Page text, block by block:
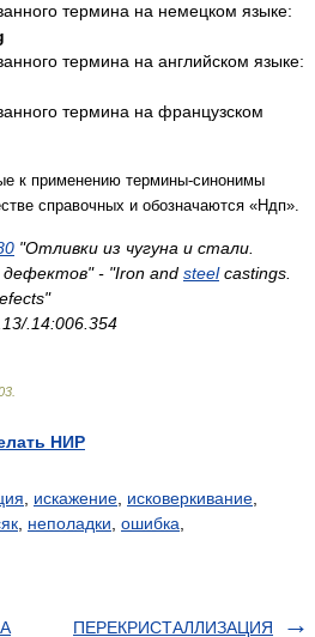
термина на немецком языке:
термина на английском языке:
термина на французском
к применению термины-синонимы
справочных и обозначаются «Ндп».
"Отливки из чугуна и стали.
- "Iron and steelcastings.
.14:006.354
НИР
искажение исковеркивание
неполадки ошибка
ПЕРЕКРИСТАЛЛИЗАЦИЯ